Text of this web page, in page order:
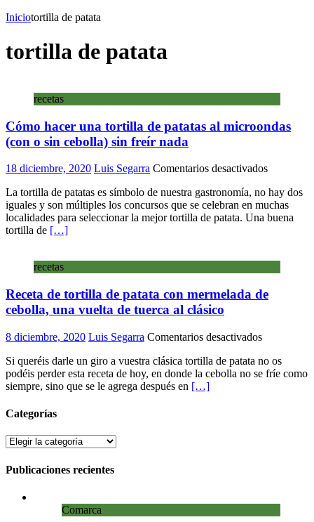
Iniciotortilla de patata
tortilla de patata
recetas
Cómo hacer una tortilla de patatas al microondas
(con o sin cebolla) sin freír nada
18 diciembre, 2020 Luis Segarra Comentarios desactivadosen
hacer
una
tortilla
o
nada
La tortilla de patatas es símbolo de nuestra gastronomía, no hay dos
iguales y son múltiples los concursos que se celebran en muchas
localidades para seleccionar la mejor tortilla de patata. Una buena
tortilla de […]
recetas
Receta de tortilla de patata con mermelada de
cebolla, una vuelta de tuerca al clásico
8 diciembre, 2020 Luis Segarra Comentarios desactivadosen
de
tortilla
Si queréis darle un giro a vuestra clásica tortilla de patata no os
podéis perder esta receta de hoy, en donde la cebolla no se fríe como
siempre, sino que se le agrega después en […]
Categorías
Categorías
Publicaciones recientes
Comarca